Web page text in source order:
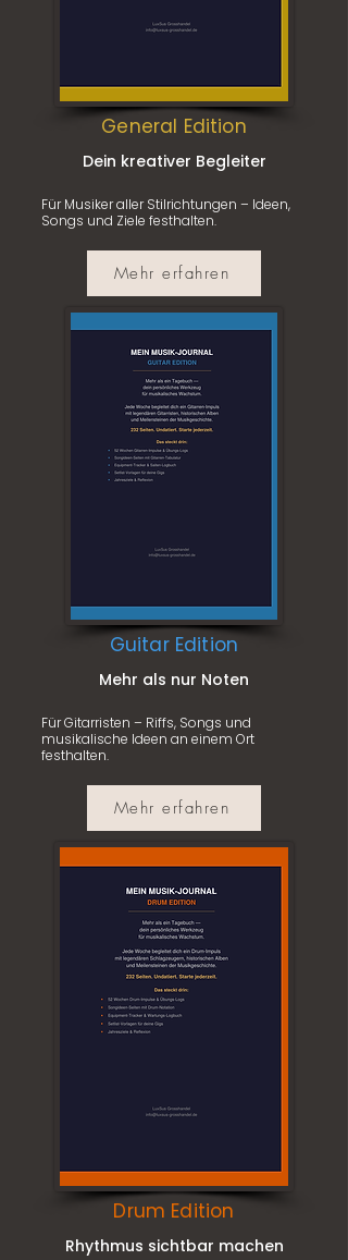
General Edition
Dein kreativer Begleiter
Für Musiker aller Stilrichtungen – Ideen,
Songs und Ziele festhalten.
Mehr erfahren
Guitar Edition
Mehr als nur Noten
Für Gitarristen – Riffs, Songs und
musikalische Ideen an einem Ort
festhalten.
Mehr erfahren
Drum Edition
Rhythmus sichtbar machen